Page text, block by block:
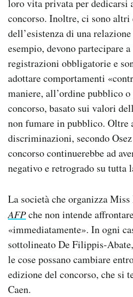
loro vita privata per dedicarsi
concorso. Inoltre, ci sono altri
dell’esistenza di una
esempio, devono partecipare
registrazioni obbligatorie e
adottare comportamenti
maniere, all’ordine pubblico
concorso, basato sui valori
non fumare in pubblico. Oltre
discriminazioni, secondo
concorso continuerebbe ad
negativo e retrogrado su tutta
La società che organizza Miss
AFPche non intende
«immediatamente». In ogni
sottolineato De Filippis-
le cose possano cambiare
edizione del concorso, che si
Caen.